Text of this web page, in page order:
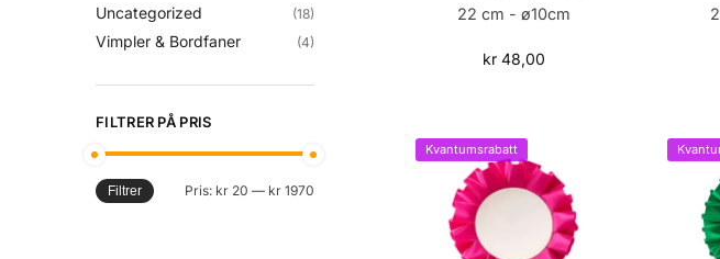
22 cm - ø10cm
kr 48,00
Kvantumsrabatt
Uncategorized (18)
Vimpler & Bordfaner (4)
FILTRER PÅ PRIS
Filtrer Pris: kr 20 — kr 1970